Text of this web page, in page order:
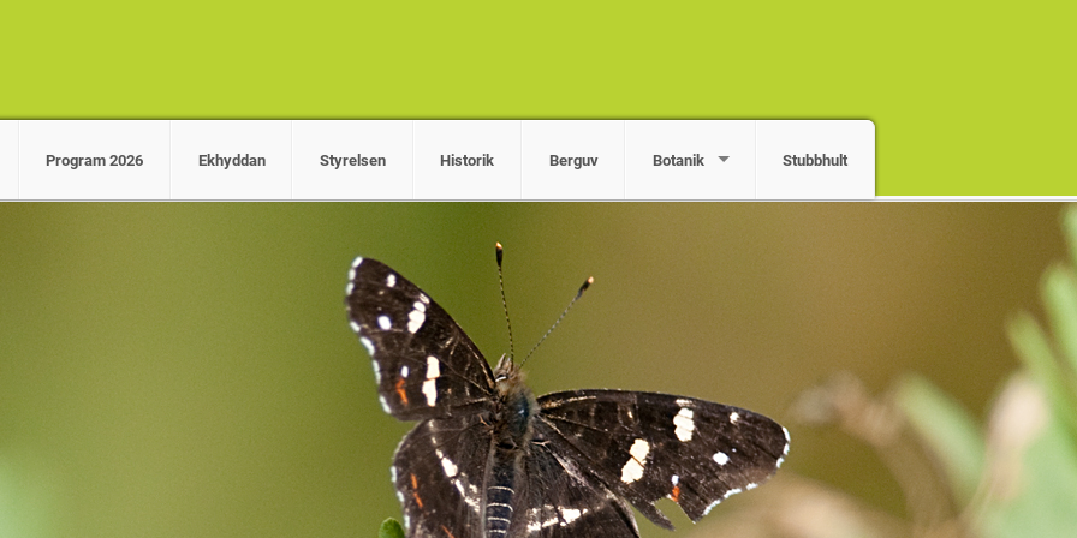
Program 2026 Ekhyddan Styrelsen Historik Berguv Botanik Stubbhult